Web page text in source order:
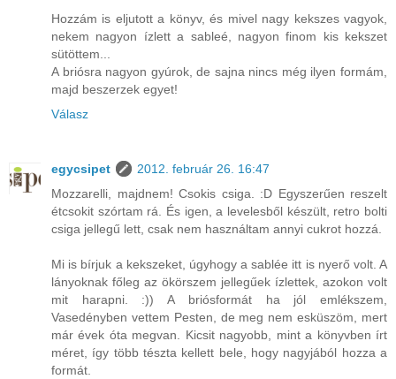
Hozzám is eljutott a könyv, és mivel nagy kekszes vagyok,
nekem nagyon ízlett a sableé, nagyon finom kis kekszet
sütöttem...
A briósra nagyon gyúrok, de sajna nincs még ilyen formám,
majd beszerzek egyet!
Válasz
egycsipet
2012. február 26. 16:47
Mozzarelli, majdnem! Csokis csiga. :D Egyszerűen reszelt
étcsokit szórtam rá. És igen, a levelesből készült, retro bolti
csiga jellegű lett, csak nem használtam annyi cukrot hozzá.
Mi is bírjuk a kekszeket, úgyhogy a sablée itt is nyerő volt. A
lányoknak főleg az ökörszem jellegűek ízlettek, azokon volt
mit harapni. :)) A briósformát ha jól emlékszem,
Vasedényben vettem Pesten, de meg nem esküszöm, mert
már évek óta megvan. Kicsit nagyobb, mint a könyvben írt
méret, így több tészta kellett bele, hogy nagyjából hozza a
formát.